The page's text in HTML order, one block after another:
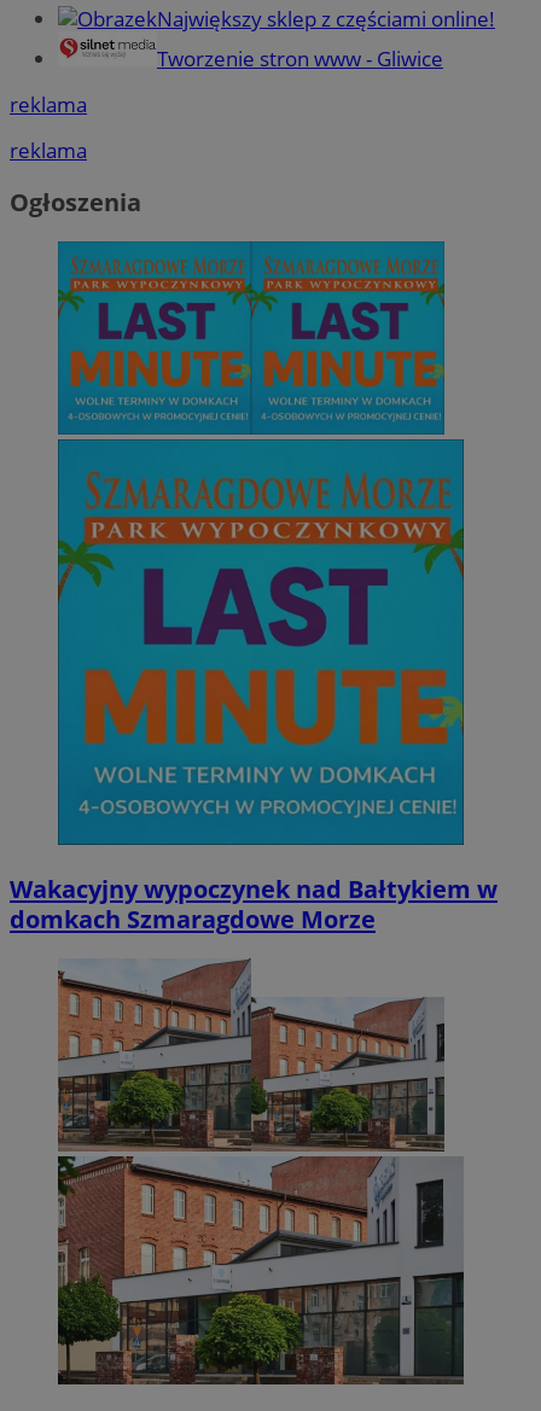
Największy sklep z częściami online!
Tworzenie stron www - Gliwice
reklama
reklama
Ogłoszenia
Wakacyjny wypoczynek nad Bałtykiem w
domkach Szmaragdowe Morze